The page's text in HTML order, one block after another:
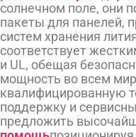
солнечном поле, они
пакеты для панелей,
систем хранения
соответствует
и UL, обещая
мощность во всем
квалифицированную
поддержку и
предложить